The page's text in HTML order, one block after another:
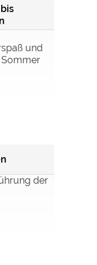
und
Sommer
der